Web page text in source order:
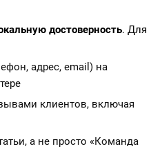
достоверность. Для
адрес, email) на
клиентов, включая
а не просто «Команда